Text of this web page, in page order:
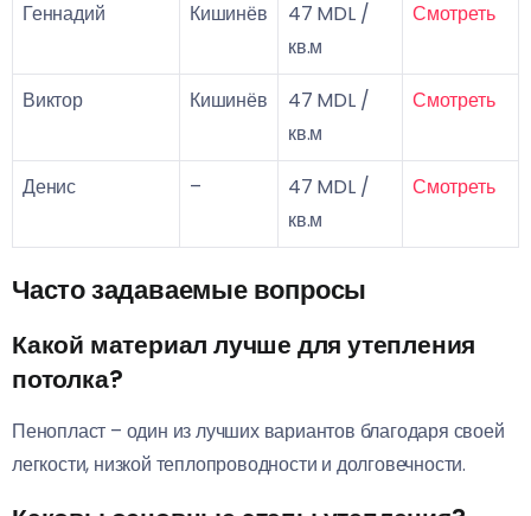
Геннадий Кишинёв
47 MDL /
кв.м
Смотреть
Виктор Кишинёв
47 MDL /
кв.м
Смотреть
Денис –
47 MDL /
кв.м
Смотреть
Часто задаваемые вопросы
Какой материал лучше для утепления
потолка?
Пенопласт – один из лучших вариантов благодаря своей
легкости, низкой теплопроводности и долговечности.